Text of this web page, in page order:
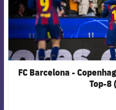
FC Barcelona -
Top-8